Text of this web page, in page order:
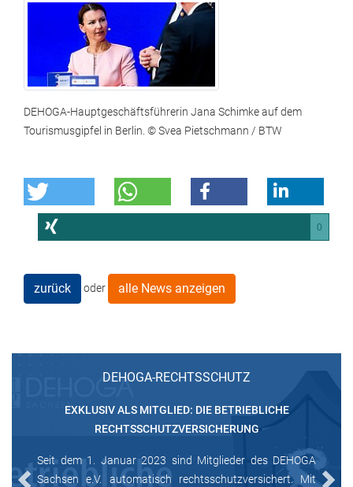
DEHOGA-Hauptgeschäftsführerin Jana Schimke auf dem
Tourismusgipfel in Berlin. © Svea Pietschmann / BTW
0
zurück oder alle News anzeigen
DEHOGA-RECHTSSCHUTZ
EXKLUSIV ALS MITGLIED: DIE BETRIEBLICHE
RECHTSSCHUTZVERSICHERUNG
Seit dem 1. Januar 2023 sind Mitglieder des DEHOGA
Sachsen e.V. automatisch rechtsschutzversichert. Mit